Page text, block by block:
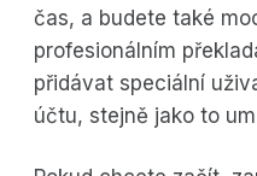
čas, a budete také
profesionálním
přidávat speciální
účtu, stejně jako to